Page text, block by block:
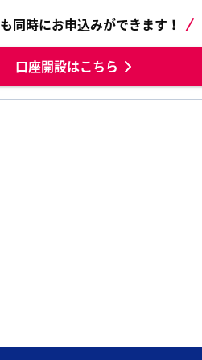
同時にお申込みができます！
口座開設はこちら